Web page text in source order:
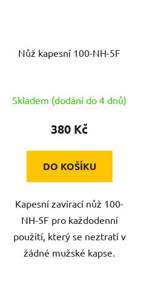
Nůž kapesní 100-NH-5F
Skladem (dodání do 4 dnů)
380 Kč
DO KOŠÍKU
Kapesní zavírací nůž 100-
NH-5F pro každodenní
použití, který se neztratí v
žádné mužské kapse.